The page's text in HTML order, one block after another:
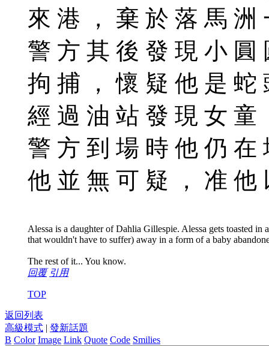
來 港 ， 棄 於 落 馬 洲
警 方 其 後 發 現 小 圓
拘 捕 ， 懷 疑 他 是 蛇
經 過 油 站 發 現 女 童
警 方 到 場 時 他 仍 在
他 並 無 可 疑 ， 准 他
Alessa is a daughter of Dahlia Gillespie. Alessa gets toasted in
that wouldn't have to suffer) away in a form of a baby
The rest of it... You know.
回覆 引用
TOP
返回列表
高級模式 | 發新話題
B Color Image Link Quote Code Smilies